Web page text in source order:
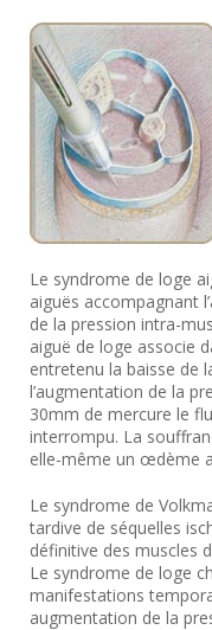
Le syndrome de loge
aiguës accompagnant
de la pression intra-
aiguë de loge associe
entretenu la baisse de
l’augmentation de la
30mm de mercure le
interrompu. La
elle-même un œdème
Le syndrome de
tardive de séquelles
définitive des muscles
Le syndrome de loge
manifestations
augmentation de la